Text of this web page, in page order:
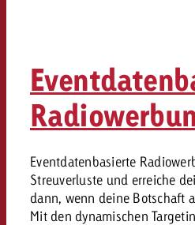
Eventdatenbasierte
Streuverluste und erreiche
dann, wenn deine Botschaft
Mit den dynamischen